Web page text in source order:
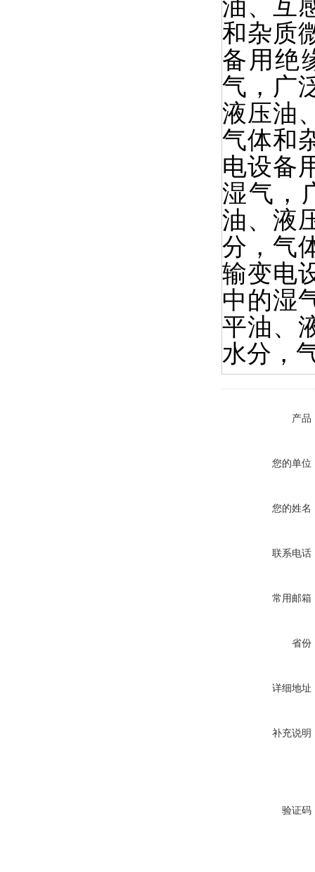
油、互
和杂质
备用绝
气，广
液压油
气体和
电设备
湿气，
油、液
分，气
输变电
中的湿
平油、
水分，
产品
您的单位
您的姓名
联系电话
常用邮箱
省份
详细地址
补充说明
验证码